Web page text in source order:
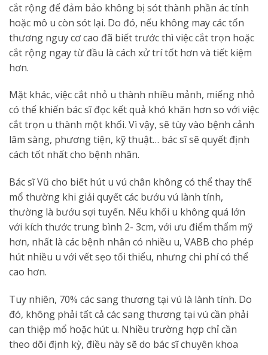
cắt rộng để đảm bảo không bị sót thành phần ác tính
hoặc mô u còn sót lại. Do đó, nếu không may các tổn
thương nguy cơ cao đã biết trước thì việc cắt trọn hoặc
cắt rộng ngay từ đầu là cách xử trí tốt hơn và tiết kiệm
hơn.
Mặt khác, việc cắt nhỏ u thành nhiều mảnh, miếng nhỏ
có thể khiến bác sĩ đọc kết quả khó khăn hơn so với việc
cắt trọn u thành một khối. Vì vậy, sẽ tùy vào bệnh cảnh
lâm sàng, phương tiện, kỹ thuật… bác sĩ sẽ quyết định
cách tốt nhất cho bệnh nhân.
Bác sĩ Vũ cho biết hút u vú chân không có thể thay thế
mổ thường khi giải quyết các bướu vú lành tính,
thường là bướu sợi tuyến. Nếu khối u không quá lớn
với kích thước trung bình 2- 3cm, với ưu điểm thẩm mỹ
hơn, nhất là các bệnh nhân có nhiều u, VABB cho phép
hút nhiều u với vết sẹo tối thiểu, nhưng chi phí có thể
cao hơn.
Tuy nhiên, 70% các sang thương tại vú là lành tính. Do
đó, không phải tất cả các sang thương tại vú cần phải
can thiệp mổ hoặc hút u. Nhiều trường hợp chỉ cần
theo dõi định kỳ, điều này sẽ do bác sĩ chuyên khoa